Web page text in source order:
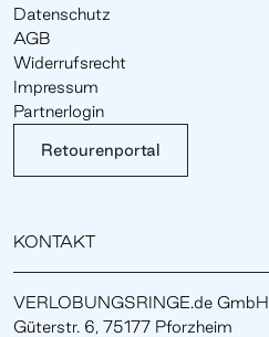
Datenschutz
AGB
Widerrufsrecht
Impressum
Partnerlogin
Retourenportal
KONTAKT
VERLOBUNGSRINGE.de GmbH
Güterstr. 6, 75177 Pforzheim